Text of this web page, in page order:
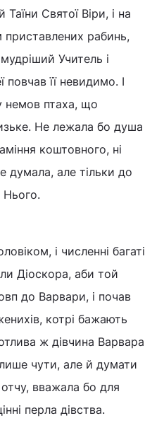
Святої Віри, і на
приставлених рабинь,
Учитель і
її невидимо. І
немов птаха, що
Не лежала бо душа
коштовного, ні
думала, але тільки до
і численні багаті
Діоскора, аби той
до Варвари, і почав
котрі бажають
ж дівчина
чути, але й думати
вважала бо для
перла дівства.